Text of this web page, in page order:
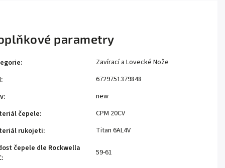
parametry
:
Zavírací a Lovecké Nože
:
6729751379848
:
new
čepele:
CPM 20CV
rukojeti:
Titan 6AL4V
čepele dle Rockwella
:
59-61